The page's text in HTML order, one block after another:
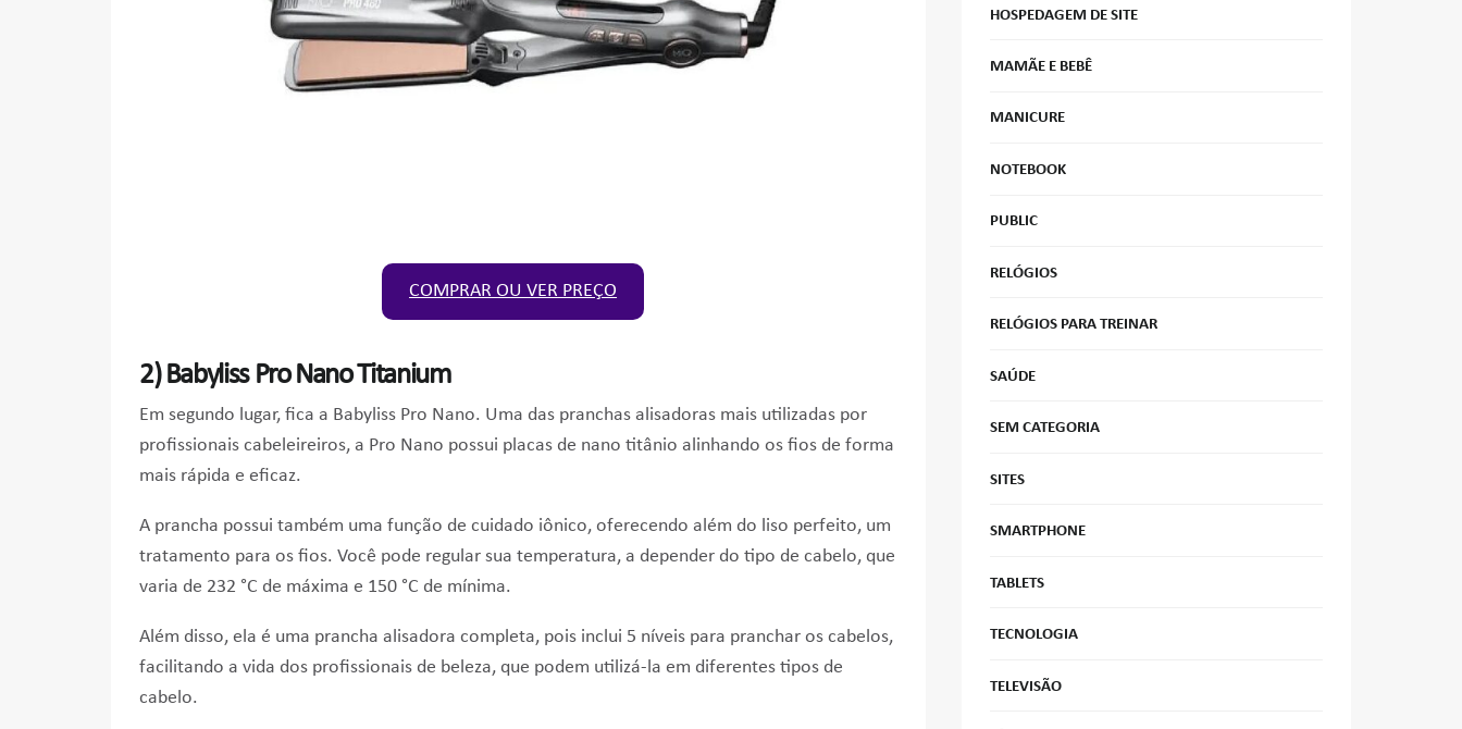
COMPRAR OU VER PREÇO
2)Babyliss Pro Nano Titanium
Em segundo lugar, fica a Babyliss Pro Nano. Uma das pranchas alisadoras mais utilizadas por
profissionais cabeleireiros, a Pro Nano possui placas de nano titânio alinhando os fios de forma
mais rápida e eficaz.
A prancha possui também uma função de cuidado iônico, oferecendo além do liso perfeito, um
tratamento para os fios. Você pode regular sua temperatura, a depender do tipo de cabelo, que
varia de 232 °C de máxima e 150 °C de mínima.
Além disso, ela é uma prancha alisadora completa, pois inclui 5 níveis para pranchar os cabelos,
facilitando a vida dos profissionais de beleza, que podem utilizá-la em diferentes tipos de
cabelo.
HOSPEDAGEM DE SITE
MAMÃE E BEBÊ
MANICURE
NOTEBOOK
PUBLIC
RELÓGIOS
RELÓGIOS PARA TREINAR
SAÚDE
SEM CATEGORIA
SITES
SMARTPHONE
TABLETS
TECNOLOGIA
TELEVISÃO